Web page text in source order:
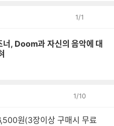
1/1
너, Doom과 자신의 음악에 대
1/10
원(3장이상 구매시 무료